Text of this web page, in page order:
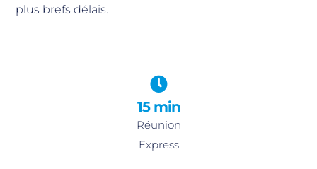
plus brefs délais.
15 min
Réunion
Express